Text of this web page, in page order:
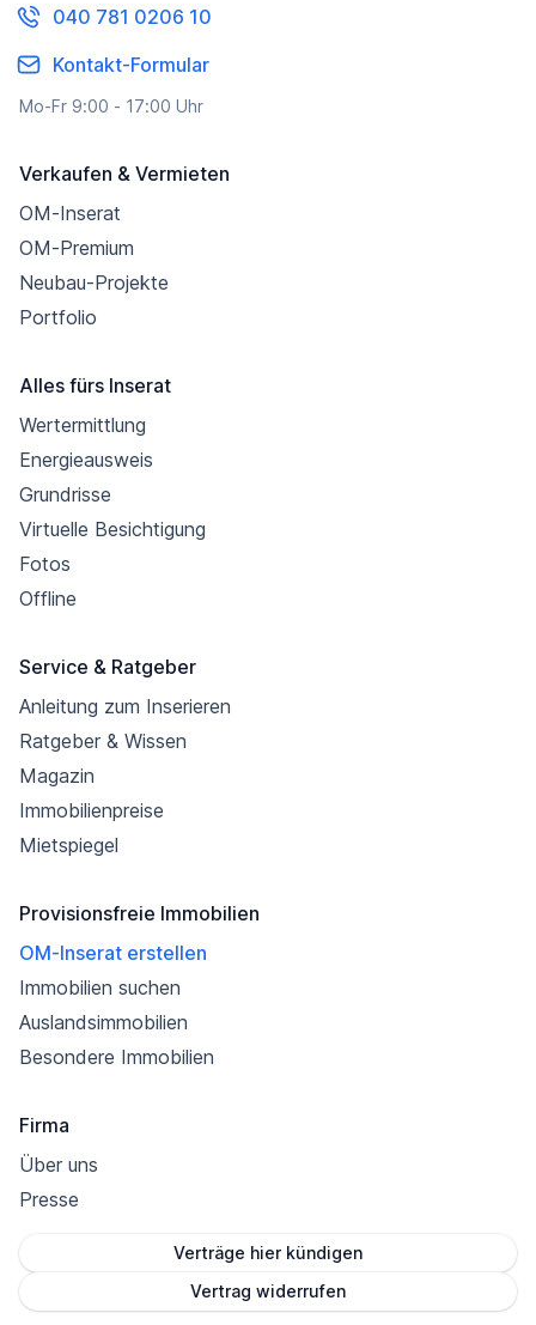
040 781 0206 10
Kontakt-Formular
Mo-Fr 9:00 - 17:00 Uhr
Verkaufen & Vermieten
OM-Inserat
OM-Premium
Neubau-Projekte
Portfolio
Alles fürs Inserat
Wertermittlung
Energieausweis
Grundrisse
Virtuelle Besichtigung
Fotos
Offline
Service & Ratgeber
Anleitung zum Inserieren
Ratgeber & Wissen
Magazin
Immobilienpreise
Mietspiegel
Provisionsfreie Immobilien
OM-Inserat erstellen
Immobilien suchen
Auslandsimmobilien
Besondere Immobilien
Firma
Über uns
Presse
Verträge hier kündigen
Vertrag widerrufen